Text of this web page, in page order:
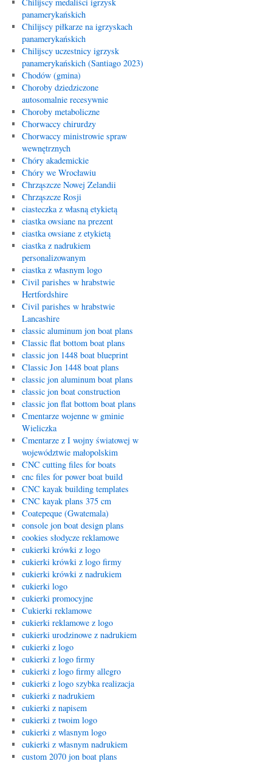
panamerykańskich
Chilijscy piłkarze na igrzyskach
panamerykańskich
Chilijscy uczestnicy igrzysk
panamerykańskich (Santiago 2023)
Chodów (gmina)
Choroby dziedziczone
autosomalnie recesywnie
Choroby metaboliczne
Chorwaccy chirurdzy
Chorwaccy ministrowie spraw
wewnętrznych
Chóry akademickie
Chóry we Wrocławiu
Chrząszcze Nowej Zelandii
Chrząszcze Rosji
ciasteczka z własną etykietą
ciastka owsiane na prezent
ciastka owsiane z etykietą
ciastka z nadrukiem
personalizowanym
ciastka z własnym logo
Civil parishes w hrabstwie
Hertfordshire
Civil parishes w hrabstwie
Lancashire
classic aluminum jon boat plans
Classic flat bottom boat plans
classic jon 1448 boat blueprint
Classic Jon 1448 boat plans
classic jon aluminum boat plans
classic jon boat construction
classic jon flat bottom boat plans
Cmentarze wojenne w gminie
Wieliczka
Cmentarze z I wojny światowej w
województwie małopolskim
CNC cutting files for boats
cnc files for power boat build
CNC kayak building templates
CNC kayak plans 375 cm
Coatepeque (Gwatemala)
console jon boat design plans
cookies słodycze reklamowe
cukierki krówki z logo
cukierki krówki z logo firmy
cukierki krówki z nadrukiem
cukierki logo
cukierki promocyjne
Cukierki reklamowe
cukierki reklamowe z logo
cukierki urodzinowe z nadrukiem
cukierki z logo
cukierki z logo firmy
cukierki z logo firmy allegro
cukierki z logo szybka realizacja
cukierki z nadrukiem
cukierki z napisem
cukierki z twoim logo
cukierki z wlasnym logo
cukierki z własnym nadrukiem
custom 2070 jon boat plans